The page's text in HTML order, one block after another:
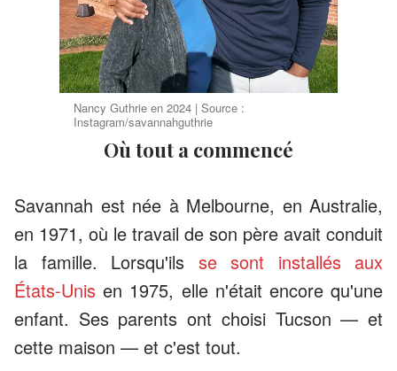
Nancy Guthrie en 2024 | Source :
Instagram/savannahguthrie
Où tout a commencé
Savannah est née à Melbourne, en Australie,
en 1971, où le travail de son père avait conduit
la famille. Lorsqu'ils se sont installés aux
États-Unis en 1975, elle n'était encore qu'une
enfant. Ses parents ont choisi Tucson — et
cette maison — et c'est tout.